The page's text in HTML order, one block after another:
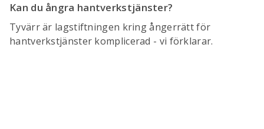
Kan du ångra hantverkstjänster?
Tyvärr är lagstiftningen kring ångerrätt för
hantverkstjänster komplicerad - vi förklarar.